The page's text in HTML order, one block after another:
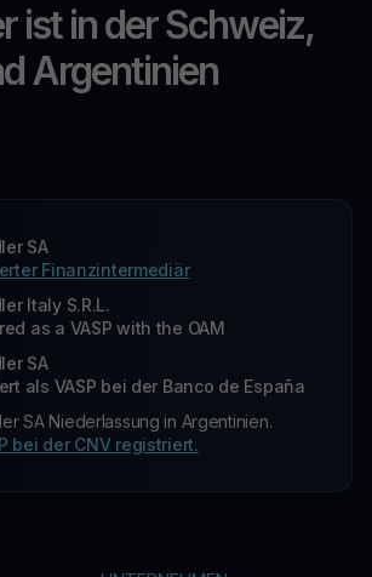
ist in der Schweiz,
Argentinien
SA
Finanzintermediär
Italy S.R.L.
as a VASP with the OAM
SA
als VASP bei der Banco de España
SA Niederlassung in Argentinien.
bei der CNV registriert.